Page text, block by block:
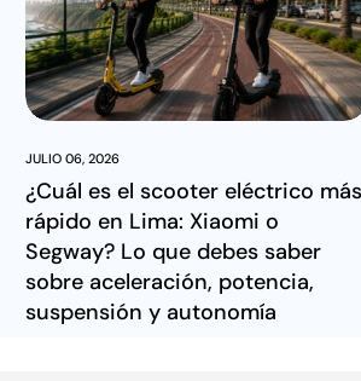
JULIO 06, 2026
¿Cuál es el scooter eléctrico más
rápido en Lima: Xiaomi o
Segway? Lo que debes saber
sobre aceleración, potencia,
suspensión y autonomía